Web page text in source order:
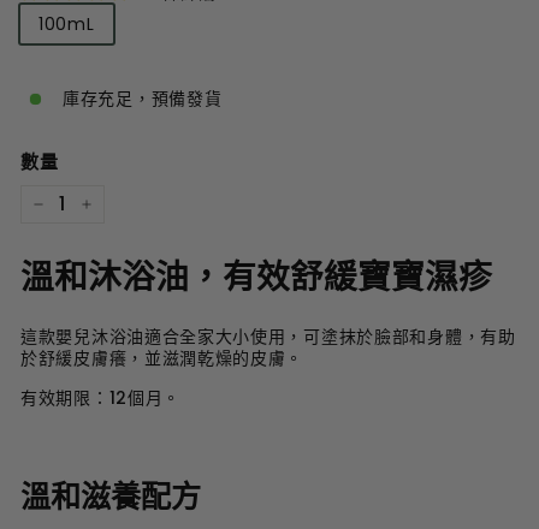
Size
100mL
庫存充足，預備發貨
數量
溫和沐浴油，有效舒緩寶寶濕疹
這款嬰兒沐浴油適合全家大小使用，可塗抹於臉部和身體，有助
於舒緩皮膚癢，並滋潤乾燥的皮膚。
有效期限：12個月。
溫和滋養配方